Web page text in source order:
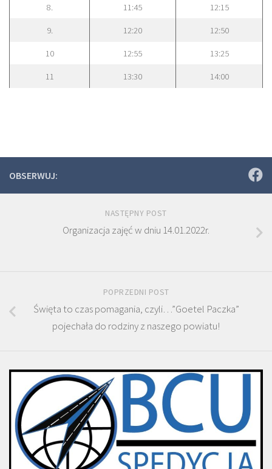
8.
11:45
12:15
9.
12:20
12:50
10
12:55
13:25
11
13:30 14:00
OBSERWUJ:
NASTĘPNY POST
Organizacja zajęć w dniu 14.01.2022r.
POPRZEDNI POST
Święta to czas pomagania, czyli…”Goetel Paczka”
pojechała do rodziny z naszego powiatu!